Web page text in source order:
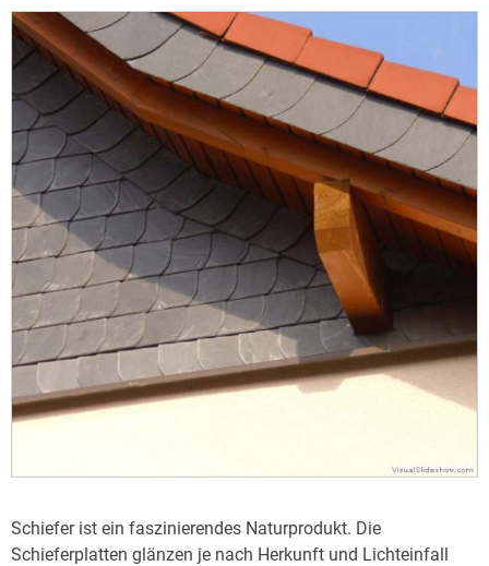
Schiefer ist ein faszinierendes Naturprodukt. Die
Schieferplatten glänzen je nach Herkunft und Lichteinfall